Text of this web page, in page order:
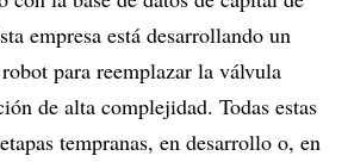
empresa está desarrollando un
para reemplazar la válvula
de alta complejidad. Todas estas
tempranas, en desarrollo o, en